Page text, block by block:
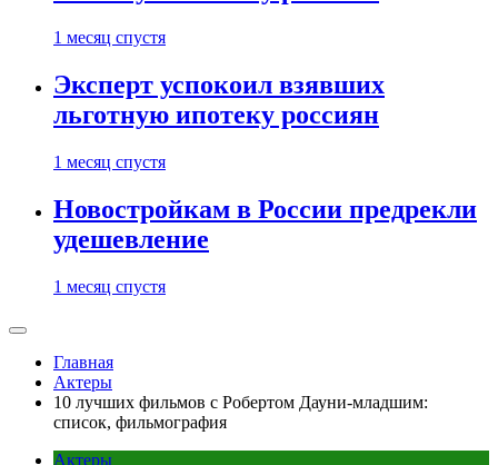
1 месяц спустя
Эксперт успокоил взявших
льготную ипотеку россиян
1 месяц спустя
Новостройкам в России предрекли
удешевление
1 месяц спустя
Главная
Актеры
10 лучших фильмов с Робертом Дауни-младшим:
список, фильмография
Актеры